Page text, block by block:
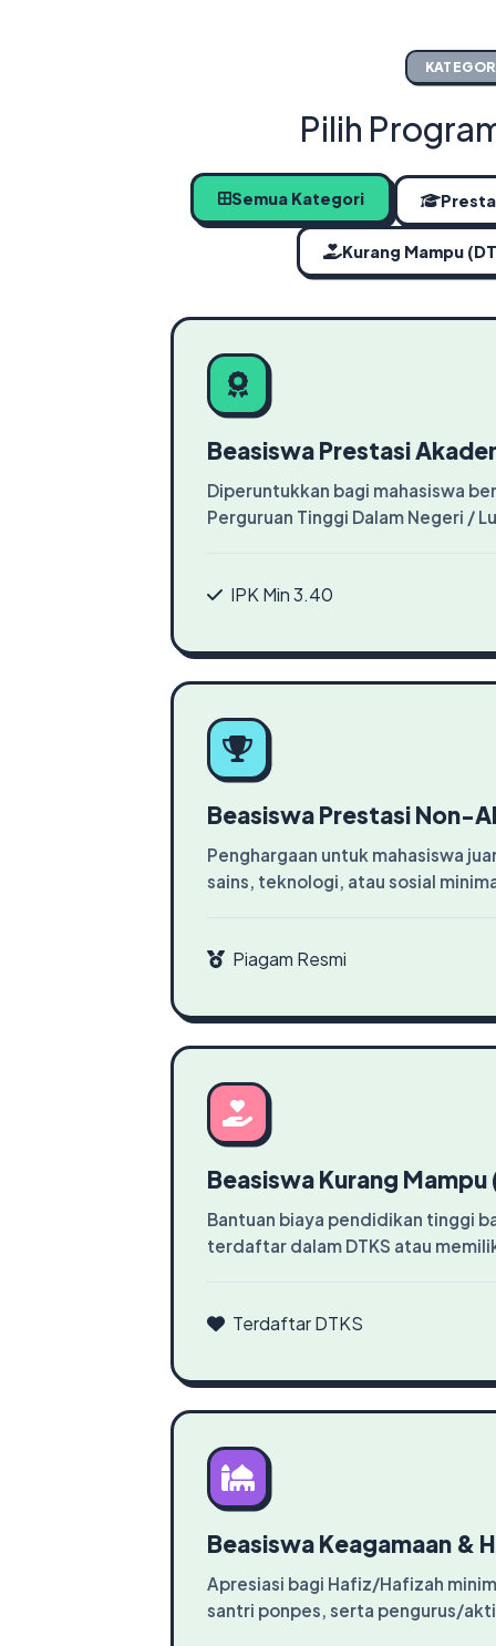
Pilih
Semua Kategori
Kurang Mampu
Beasiswa Prestasi
Diperuntukkan bagi mahasiswa
Perguruan Tinggi Dalam Negeri /
IPK Min 3.40
Beasiswa Prestasi Non-
Penghargaan untuk mahasiswa
sains, teknologi, atau sosial
Piagam Resmi
Beasiswa Kurang Mampu
Bantuan biaya pendidikan tinggi
terdaftar dalam DTKS atau
Terdaftar DTKS
Beasiswa Keagamaan &
Apresiasi bagi Hafiz/Hafizah
santri ponpes, serta pengurus/